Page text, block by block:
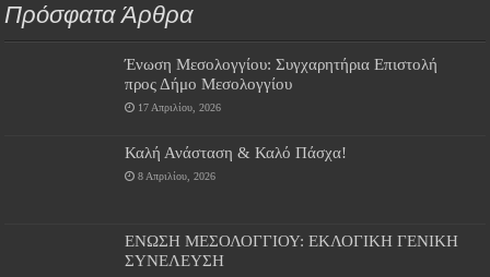
Πρόσφατα Άρθρα
Ένωση Μεσολογγίου: Συγχαρητήρια Επιστολή
προς Δήμο Μεσολογγίου
17 Απριλίου, 2026
Καλή Ανάσταση & Καλό Πάσχα!
8 Απριλίου, 2026
ΕΝΩΣΗ ΜΕΣΟΛΟΓΓΙΟΥ: ΕΚΛΟΓΙΚΗ ΓΕΝΙΚΗ
ΣΥΝΕΛΕΥΣΗ